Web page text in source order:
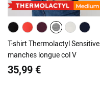
T-shirt Thermolactyl Sensitive
manches longue col V
35,99 €